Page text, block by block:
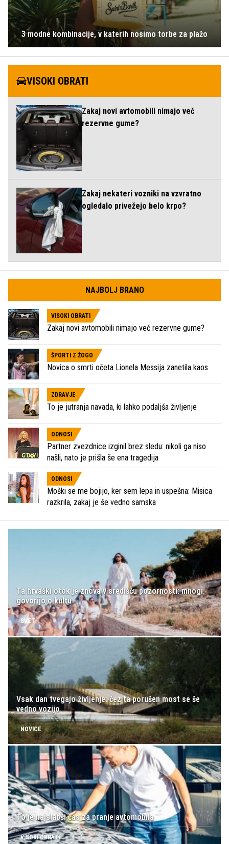
3 modne kombinacije, v katerih nosimo torbe za plažo
VISOKI OBRATI
Zakaj novi avtomobili nimajo več
rezervne gume?
Zakaj nekateri vozniki na vzvratno
ogledalo privežejo belo krpo?
NAJBOLJ BRANO
VISOKI OBRATI
Zakaj novi avtomobili nimajo več rezervne gume?
ŠPORTI Z ŽOGO
Novica o smrti očeta Lionela Messija zanetila kaos
ZDRAVJE
To je jutranja navada, ki lahko podaljša življenje
ODNOSI
Partner zvezdnice izginil brez sledu: nikoli ga niso
našli, nato je prišla še ena tragedija
ODNOSI
Moški se me bojijo, ker sem lepa in uspešna: Misica
razkrila, zakaj je še vedno samska
Ta hrvaški otok je znova v središču pozornosti: mnogi
govorijo o kultu
SVET
Vsak dan tvegajo življenje: čez ta porušen most se še
vedno vozijo
NOVICE
To je najslabši čas za pranje avtomobila
VISOKI OBRATI